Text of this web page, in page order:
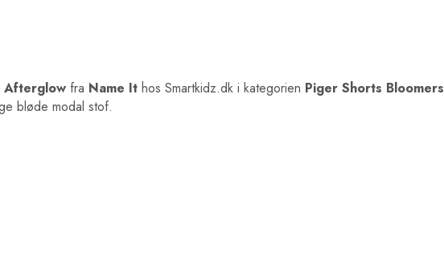
Afterglow fra Name It hos Smartkidz.dk i kategorien Piger Shorts Bloomers
bløde modal stof.